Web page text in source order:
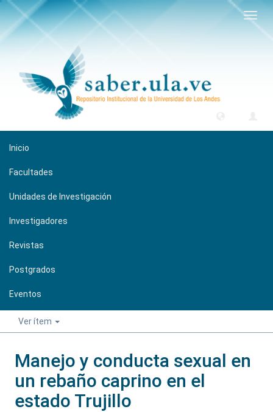
Inicio
Facultades
Unidades de Investigación
Investigadores
Revistas
Postgrados
Eventos
Ver ítem
Manejo y conducta sexual en
un rebaño caprino en el
estado Trujillo